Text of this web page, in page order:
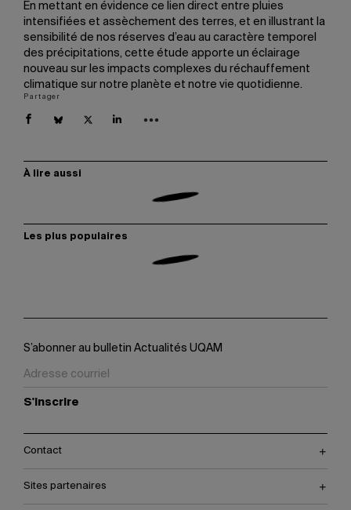
En mettant en évidence ce lien direct entre pluies
intensifiées et assèchement des terres, et en illustrant la
sensibilité de nos réserves d’eau au caractère temporel
des précipitations, cette étude apporte un éclairage
nouveau sur les impacts complexes du réchauffement
climatique sur notre planète et notre vie quotidienne.
Partager
À lire aussi
Les plus populaires
S’abonner au bulletin Actualités UQAM
S'inscrire
Contact
Sites partenaires